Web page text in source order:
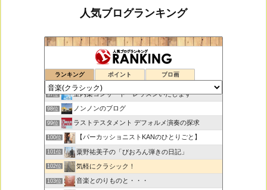
人気ブログランキング
ランキング ポイント ブロ画
鑑賞空間・忘れられない作品
96位 思えば遠くへ来たもんだ
97位 室内楽コンサート・レッスンいたします
98位 ノンノンのブログ
99位 ラストテスタメント デフォルメ演奏の探求
100位 【パーカッショニストKANのひとりごと】
101位 粟野祐美子の「びおろん弾きの日記」
102位 気軽にクラシック！
103位 音楽とのりものと・・・